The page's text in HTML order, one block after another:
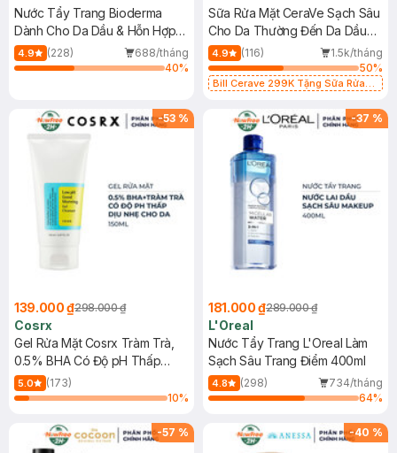
Nước Tẩy Trang Bioderma
Dành Cho Da Dầu & Hỗn Hợp
500ml
4.9 (228)
688/tháng
40%
Sữa Rửa Mặt CeraVe Sạch Sâu
Cho Da Thường Đến Da Dầu
473ml
4.9 (116)
1.5k/tháng
50%
Bill Cerave 299K Tặng Sữa Rửa
-53 %
139.000 ₫298.000 ₫
Cosrx
Gel Rửa Mặt Cosrx Tràm Trà,
0.5% BHA Có Độ pH Thấp
150ml
5.0
(173)
10%
-37 %
181.000 ₫289.000 ₫
L'Oreal
Nước Tẩy Trang L'Oreal Làm
Sạch Sâu Trang Điểm 400ml
4.8 (298)
734/tháng
64%
-57 % -40 %